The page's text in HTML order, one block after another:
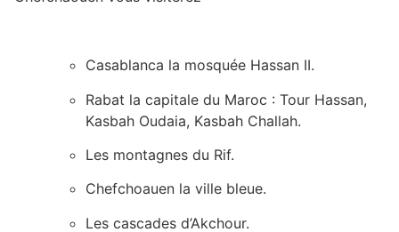
Casablanca la mosquée Hassan II.
Rabat la capitale du Maroc : Tour Hassan,
Kasbah Oudaia, Kasbah Challah.
Les montagnes du Rif.
Chefchoauen la ville bleue.
Les cascades d’Akchour.